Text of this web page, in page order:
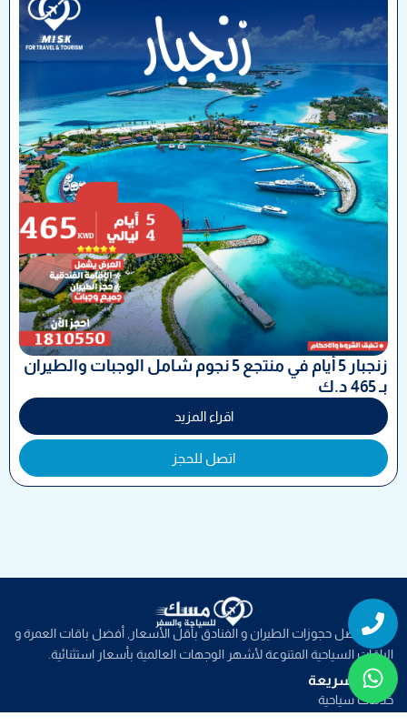
Phone
Whatsapp
زنجبار 5 أيام في منتجع 5 نجوم شامل الوجبات والطيران
بـ 465 د.ك
اقراء المزيد
اتصل للحجز
نوفر افضل حجوزات الطيران و الفنادق بأقل الأسعار, أفضل باقات العمرة و
الباقات السياحية المتنوعة لأشهر الوجهات العالمية بأسعار استثنائية.
روابط سريعة
خدمات سياحية